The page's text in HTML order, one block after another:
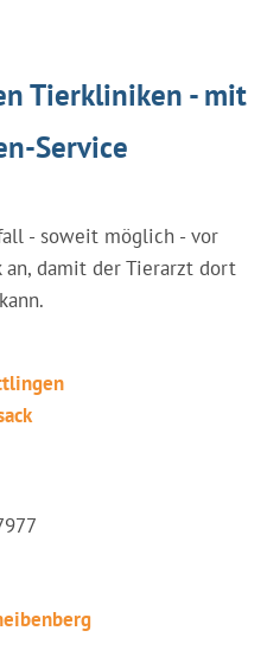
Tierkliniken - mit
Service
- soweit möglich - vor
damit der Tierarzt dort